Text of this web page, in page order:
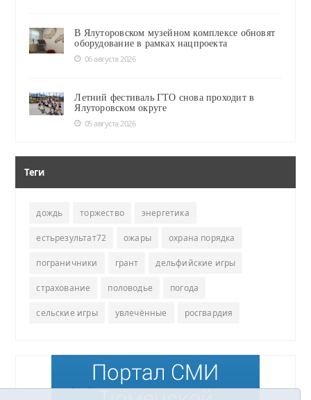
В Ялуторовском музейном комплексе обновят
оборудование в рамках нацпроекта
06 августа 2026
Летний фестиваль ГТО снова проходит в
Ялуторовском округе
05 августа 2026
Теги
дождь торжество энергетика
естьрезультат72 ожары охрана порядка
пограничники грант дельфийские игры
страхование половодье погода
сельские игры увлечённые росгвардия